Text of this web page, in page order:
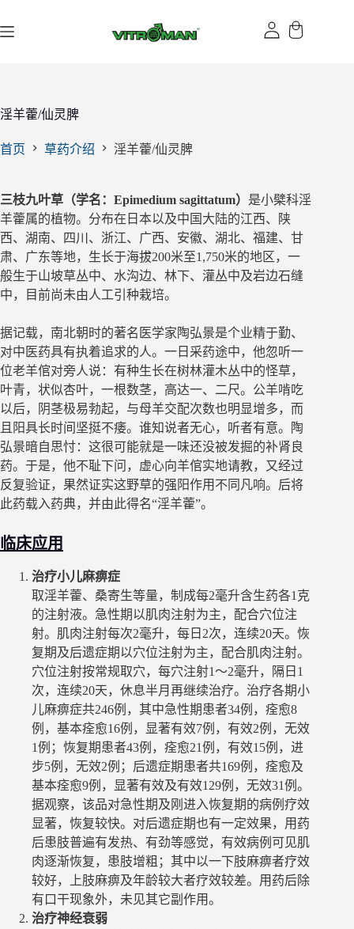
过
淫羊藿/仙灵脾
首页 草药介绍 淫羊藿/仙灵脾
三枝九叶草（学名：Epimedium sagittatum） 是小檗科淫
羊藿属的植物。分布在日本以及中国大陆的江西、陕
西、湖南、四川、浙江、广西、安徽、湖北、福建、甘
肃、广东等地，生长于海拔200米至1,750米的地区，一
般生于山坡草丛中、水沟边、林下、灌丛中及岩边石缝
中，目前尚未由人工引种栽培。
据记载，南北朝时的著名医学家陶弘景是个业精于勤、
对中医药具有执着追求的人。一日采药途中，他忽听一
位老羊倌对旁人说：有种生长在树林灌木丛中的怪草，
叶青，状似杏叶，一根数茎，高达一、二尺。公羊啃吃
以后，阴茎极易勃起，与母羊交配次数也明显增多，而
且阳具长时间坚挺不痿。谁知说者无心，听者有意。陶
弘景暗自思忖：这很可能就是一味还没被发掘的补肾良
药。于是，他不耻下问，虚心向羊倌实地请教，又经过
反复验证，果然证实这野草的强阳作用不同凡响。后将
此药载入药典，并由此得名“淫羊藿”。
临床应用
治疗小儿麻痹症
取淫羊藿、桑寄生等量，制成每2毫升含生药各1克
的注射液。急性期以肌肉注射为主，配合穴位注
射。肌肉注射每次2毫升，每日2次，连续20天。恢
复期及后遗症期以穴位注射为主，配合肌肉注射。
穴位注射按常规取穴，每穴注射1～2毫升，隔日1
次，连续20天，休息半月再继续治疗。治疗各期小
儿麻痹症共246例，其中急性期患者34例，痊愈8
例，基本痊愈16例，显著有效7例，有效2例，无效
1例；恢复期患者43例，痊愈21例，有效15例，进
步5例，无效2例；后遗症期患者共169例，痊愈及
基本痊愈9例，显著有效及有效129例，无效31例。
据观察，该品对急性期及刚进入恢复期的病例疗效
显著，恢复较快。对后遗症期也有一定效果，用药
后患肢普遍有发热、有劲等感觉，有效病例可见肌
肉逐渐恢复，患肢增粗；其中以一下肢麻痹者疗效
较好，上肢麻痹及年龄较大者疗效较差。用药后除
有口干现象外，未见其它副作用。
治疗神经衰弱